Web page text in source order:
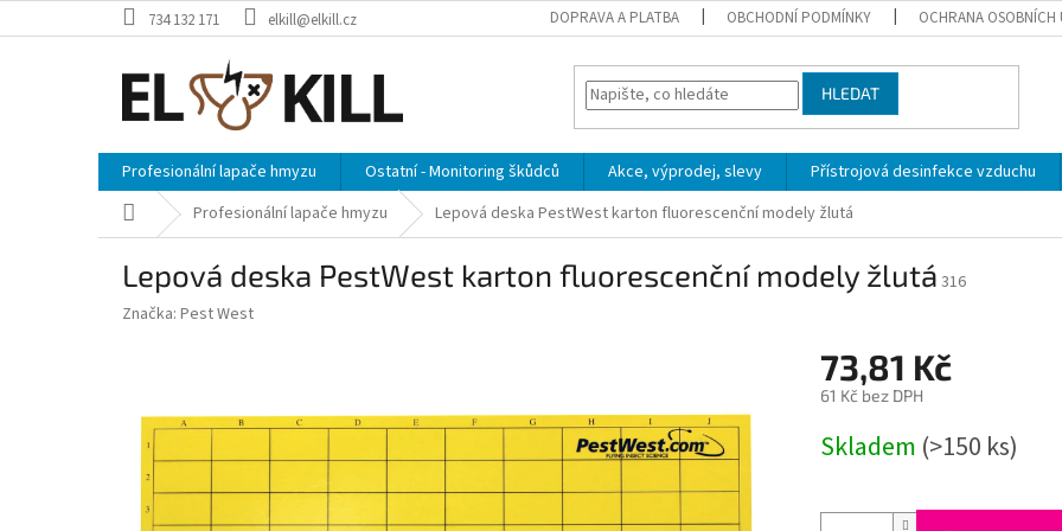
na
734 132 171 elkill@elkill.cz DOPRAVA A PLATBA OBCHODNÍ PODMÍNKY OCHRANA OSOBNÍCH
HLEDAT
Profesionální lapače hmyzu Ostatní - Monitoring škůdců Akce, výprodej, slevy Přístrojová desinfekce vzduchu
Domů Profesionální lapače hmyzu Lepová deska PestWest karton fluorescenční modely žlutá
Lepová deska PestWest karton fluorescenční modely žlutá 316
Značka: Pest West
73,81 Kč
61 Kč bez DPH
cena:
Skladem (>150 ks)